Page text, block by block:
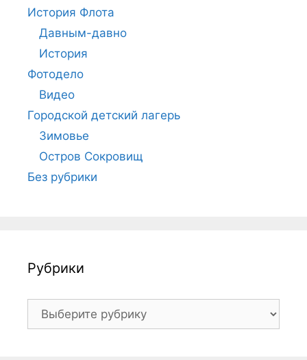
История Флота
Давным-давно
История
Фотодело
Видео
Городской детский лагерь
Зимовье
Остров Сокровищ
Без рубрики
Рубрики
Рубрики